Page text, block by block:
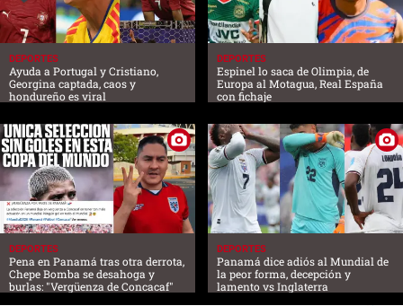
DEPORTES
Ayuda a Portugal y Cristiano,
Georgina captada, caos y
hondureño es viral
DEPORTES
Espinel lo saca de Olimpia, de
Europa al Motagua, Real España
con fichaje
DEPORTES
Pena en Panamá tras otra derrota,
Chepe Bomba se desahoga y
burlas: "Vergüenza de Concacaf"
DEPORTES
Panamá dice adiós al Mundial de
la peor forma, decepción y
lamento vs Inglaterra